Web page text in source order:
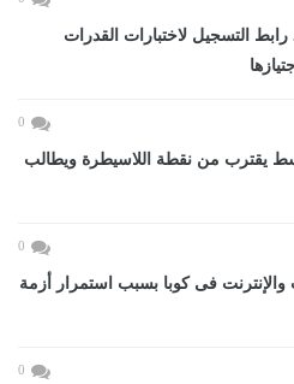
الجامعات 2026.. رابط التسجيل لاختبارات القدرات
0
يقترب من نقطة اللاسيطرة ويطالب
0
فى كوبا بسبب استمرار أزمة
0